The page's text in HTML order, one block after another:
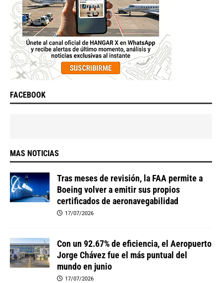
FACEBOOK
MAS NOTICIAS
Tras meses de revisión, la FAA permite a
Boeing volver a emitir sus propios
certificados de aeronavegabilidad
17/07/2026
Con un 92.67% de eficiencia, el Aeropuerto
Jorge Chávez fue el más puntual del
mundo en junio
17/07/2026